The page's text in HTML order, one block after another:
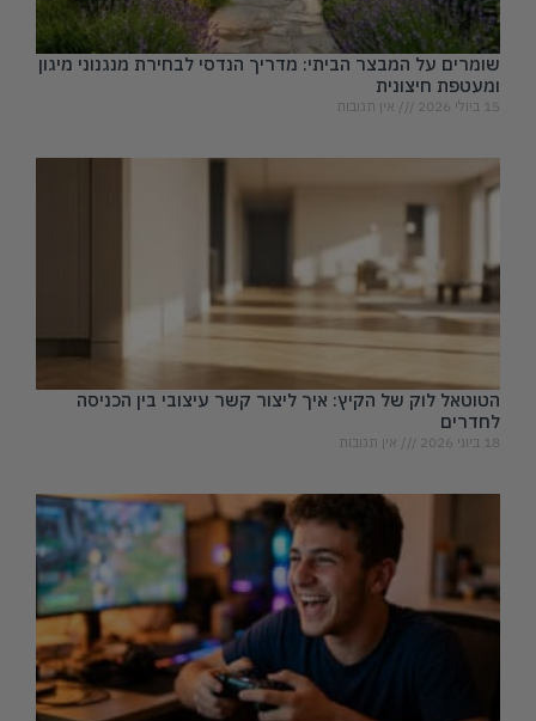
שומרים על המבצר הביתי: מדריך הנדסי לבחירת מנגנוני מיגון
ומעטפת חיצונית
15 ביולי 2026 אין תגובות
הטוטאל לוק של הקיץ: איך ליצור קשר עיצובי בין הכניסה
לחדרים
18 ביוני 2026 אין תגובות